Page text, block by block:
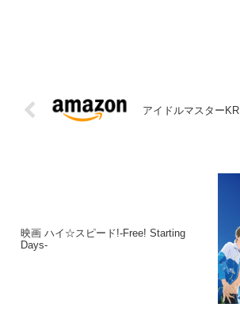
アイドルマスターKR
映画 ハイ☆スピード!-Free! Starting
Days-